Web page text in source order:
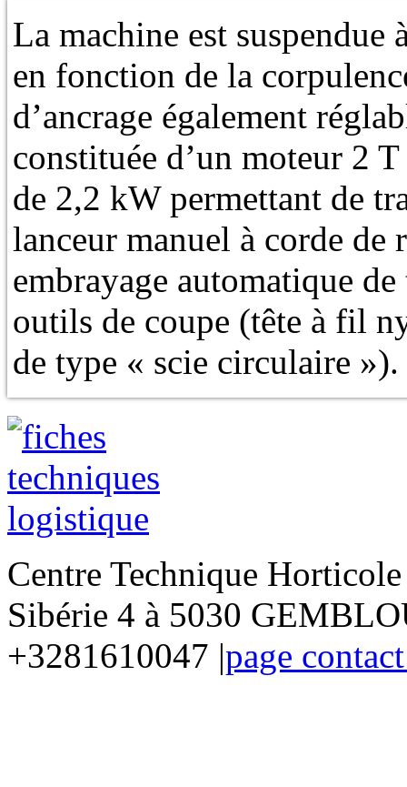
La machine est
en fonction de la
d’ancrage également
constituée d’un moteur 2
de 2,2 kW permettant de
lanceur manuel à corde de
embrayage automatique
outils de coupe (tête à fil
de type « scie circulaire »).
Centre Technique
Sibérie 4 à 5030
+3281610047 |page